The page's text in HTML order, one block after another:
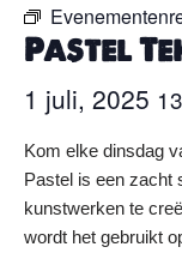
Pastel
1 juli, 2025
Kom elke dinsdag
Pastel is een zacht
kunstwerken te
wordt het gebruikt